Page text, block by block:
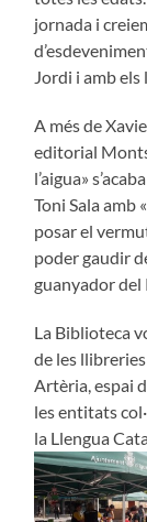
jornada i
Jordi i amb
A més de
editorial
l’aigua»
Toni Sala amb
posar el
poder gaudir
guanyador del
La Biblioteca
de les
Artèria, espai
les entitats
la Llengua